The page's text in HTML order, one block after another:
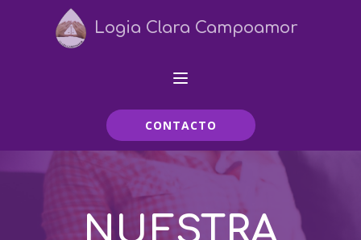
Logia Clara Campoamor
CONTACTO